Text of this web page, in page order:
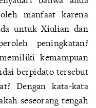
manfaat karena
untuk Xiulian dan
peningkatan?
kemampuan
berpidato tersebut
Dengan kata-kata
seseorang tengah